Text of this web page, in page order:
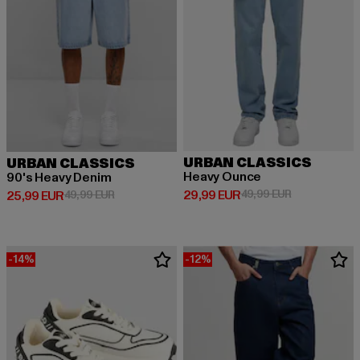
URBAN CLASSICS
90's Heavy Denim
25,99 EUR
Derzeitiger Preis: 25,99 EUR
49,99 EURAktionspreis: 49,99 EUR
URBAN CLASSICS
Heavy Ounce
29,99 EUR
Derzeitiger Preis: 29,99 EUR
49,99 EURAktionspreis:
-14% -12%